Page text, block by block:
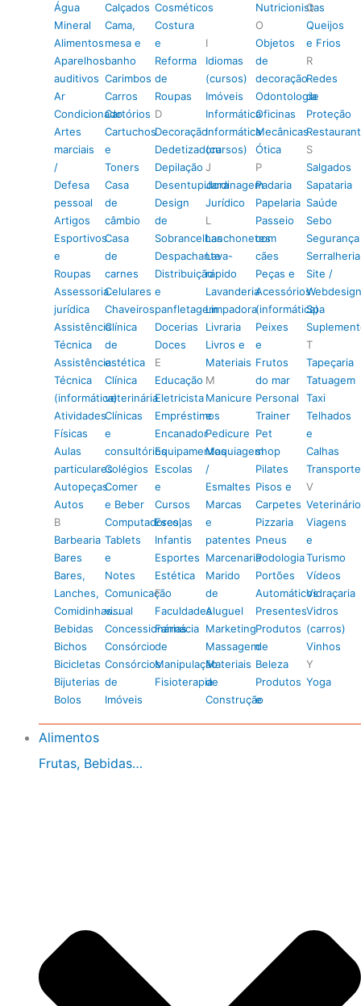
Água
Mineral
Alimentos
Aparelhos
auditivos
Ar
Condicionado
Artes
marciais
/
Defesa
pessoal
Artigos
Esportivos
e
Roupas
Assessoria
jurídica
Assistência
Técnica
Assistência
Técnica
(informática)
Atividades
Físicas
Aulas
particulares
Autopeças
Autos
B
Barbearia
Bares
Bares,
Lanches,
Comidinhas…
Bebidas
Bichos
Bicicletas
Bijuterias
Bolos
Calçados
Cama,
mesa e
banho
Carimbos
Carros
Cartórios
Cartuchos
e
Toners
Casa
de
câmbio
Casa
de
carnes
Celulares
Chaveiros
Clínica
de
estética
Clínica
veterinária
Clínicas
e
consultórios
Colégios
Comer
e Beber
Computadores,
Tablets
e
Notes
Comunicação
visual
Concessionárias
Consórcio
Consórcios
de
Imóveis
Cosméticos
Costura
e
Reforma
de
Roupas
D
Decoração
Dedetizadora
Depilação
Desentupidora
Design
de
Sobrancelhas
Despachante
Distribuição
e
panfletagem
Docerias
Doces
E
Educação
Eletricista
Empréstimos
Encanador
Equipamentos
Escolas
e
Cursos
Escolas
Infantis
Esportes
Estética
F
Faculdades
Farmácia
de
Manipulação
Fisioterapia
I
Idiomas
(cursos)
Imóveis
Informática
Informática
(cursos)
J
Jardinagem
Jurídico
L
Lanchonetes
Lava-
rápido
Lavanderia
Limpadora
Livraria
Livros e
Materiais
M
Manicure
e
Pedicure
Maquiagem
/
Esmaltes
Marcas
e
patentes
Marcenaria
Marido
de
Aluguel
Marketing
Massagem
Materiais
de
Construção
Nutricionistas
O
Objetos
de
decoração
Odontologia
Oficinas
Mecânicas
Ótica
P
Padaria
Papelaria
Passeio
com
cães
Peças e
Acessórios
(informática)
Peixes
e
Frutos
do mar
Personal
Trainer
Pet
shop
Pilates
Pisos e
Carpetes
Pizzaria
Pneus
Podologia
Portões
Automáticos
Presentes
Produtos
de
Beleza
Produtos
e
Q
Queijos
e Frios
R
Redes
de
Proteção
S
Salgados
Sapataria
Saúde
Sebo
Segurança
Serralheria
Site /
Webdesign
Spa
T
Tapeçaria
Tatuagem
Taxi
Telhados
e
Calhas
V
Veterinário
Viagens
e
Turismo
Vídeos
Vidraçaria
Vidros
(carros)
Vinhos
Y
Yoga
Alimentos
Frutas, Bebidas…